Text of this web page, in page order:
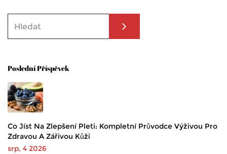
Poslední Příspěvek
Co Jíst Na Zlepšení Pleti: Kompletní Průvodce Výživou Pro
Zdravou A Zářivou Kůži
srp, 4 2026